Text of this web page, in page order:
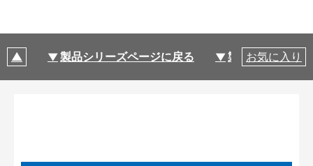
製品シリーズページに戻る 製品仕様
お気に入り